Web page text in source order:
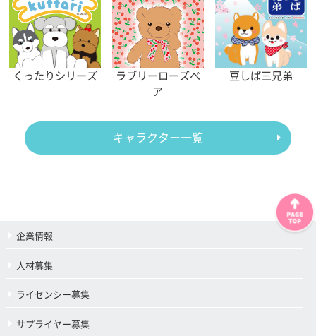
くったりシリーズ
ラブリーローズベ
ア
豆しば三兄弟
キャラクター一覧
企業情報
人材募集
ライセンシー募集
サプライヤー募集